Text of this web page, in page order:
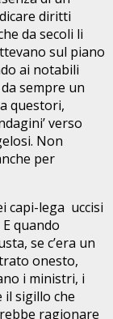
diritti
da secoli li
sul piano
ai notabili
sempre un
questori,
verso
Non
per
capi-lega uccisi
quando
se c’era un
onesto,
i ministri, i
sigillo che
ragionare